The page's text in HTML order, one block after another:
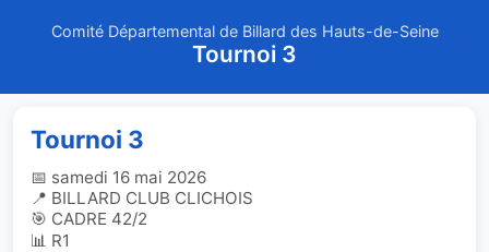
Comité Départemental de Billard des Hauts-de-Seine
Tournoi 3
Tournoi 3
📅 samedi 16 mai 2026
📍 BILLARD CLUB CLICHOIS
🎯 CADRE 42/2
📊 R1